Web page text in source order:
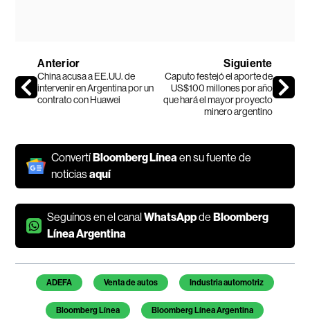
Anterior
China acusa a EE.UU. de
intervenir en Argentina por un
contrato con Huawei
Siguiente
Caputo festejó el aporte de
US$100 millones por año
que hará el mayor proyecto
minero argentino
ConvertíBloomberg Línea en su fuente de
noticiasaquí
Seguínos en el canalWhatsAppdeBloomberg
Línea Argentina
Temas de este artículo
ADEFA Venta de autos Industria automotriz
Bloomberg Línea Bloomberg Línea Argentina